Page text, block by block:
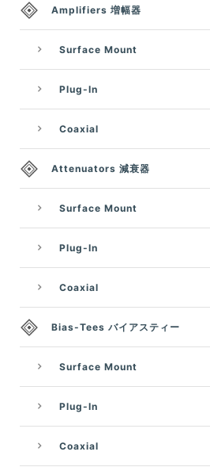
Amplifiers 増幅器
Surface Mount
Plug-In
Coaxial
Attenuators 減衰器
Surface Mount
Plug-In
Coaxial
Bias-Tees バイアスティー
Surface Mount
Plug-In
Coaxial